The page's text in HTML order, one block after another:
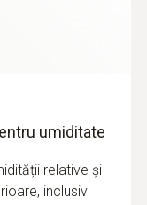
umiditate
relative și
inclusiv